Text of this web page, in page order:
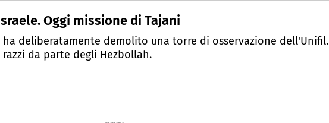
Oggi missione di Tajani
ha deliberatamente demolito una torre di osservazione dell'Unifil.
da parte degli Hezbollah.